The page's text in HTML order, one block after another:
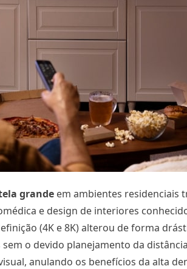
grande em ambientes residenciais
e design de interiores
(4K e 8K) alterou de forma
o devido planejamento da
anulando os benefícios da alta